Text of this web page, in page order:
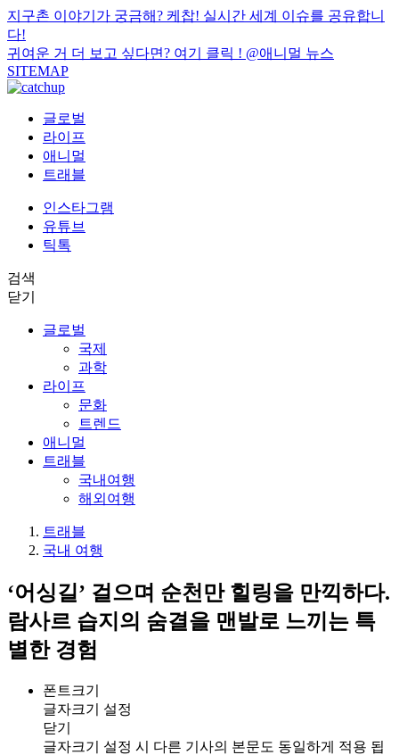
지구촌 이야기가 궁금해? 케찹! 실시간 세계 이슈를 공유합니
다!
귀여운 거 더 보고 싶다면? 여기 클릭 ! @애니멀 뉴스
SITEMAP
글로벌
라이프
애니멀
트래블
인스타그램
유튜브
틱톡
검색
닫기
글로벌
국제
과학
라이프
문화
트렌드
애니멀
트래블
국내여행
해외여행
트래블
국내 여행
‘어싱길’ 걸으며 순천만 힐링을 만끽하다.
람사르 습지의 숨결을 맨발로 느끼는 특
별한 경험
폰트크기
글자크기 설정
닫기
글자크기 설정 시 다른 기사의 본문도 동일하게 적용 됩